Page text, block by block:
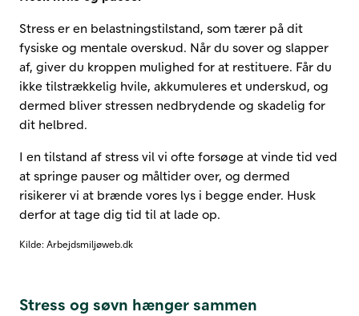
Stress er en belastningstilstand, som tærer på dit
fysiske og mentale overskud. Når du sover og slapper
af, giver du kroppen mulighed for at restituere. Får du
ikke tilstrækkelig hvile, akkumuleres et underskud, og
dermed bliver stressen nedbrydende og skadelig for
dit helbred.
I en tilstand af stress vil vi ofte forsøge at vinde tid ved
at springe pauser og måltider over, og dermed
risikerer vi at brænde vores lys i begge ender. Husk
derfor at tage dig tid til at lade op.
Kilde: Arbejdsmiljøweb.dk
Stress og søvn hænger sammen